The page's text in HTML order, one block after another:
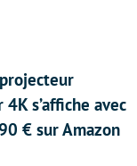
s’affiche avec
€ sur Amazon